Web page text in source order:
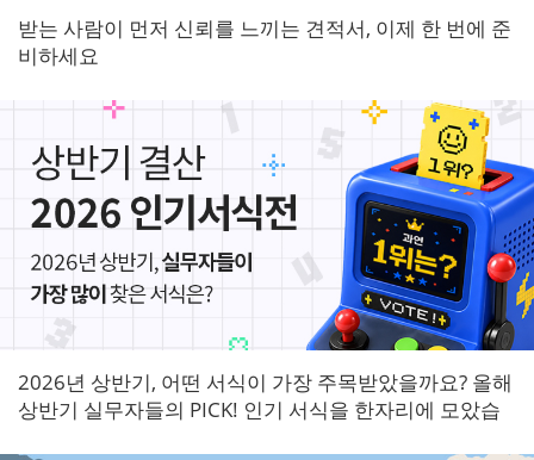
받는 사람이 먼저 신뢰를 느끼는 견적서, 이제 한 번에 준
비하세요
2026년 상반기, 어떤 서식이 가장 주목받았을까요? 올해
상반기 실무자들의 PICK! 인기 서식을 한자리에 모았습